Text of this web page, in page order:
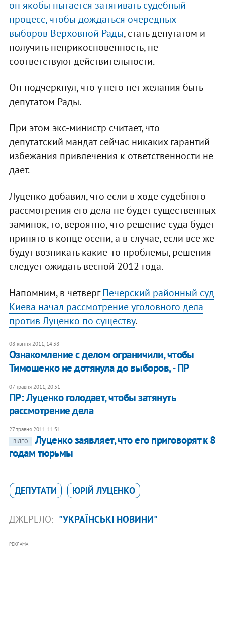
он якобы пытается затягивать судебный
процесс, чтобы дождаться очередных
выборов Верховной Рады, стать депутатом и
получить неприкосновенность, не
соответствуют действительности.
Он подчеркнул, что у него нет желания быть
депутатом Рады.
При этом экс-министр считает, что
депутатский мандат сейчас никаких гарантий
избежания привлечения к ответственности не
дает.
Луценко добавил, что если в ходе судебного
рассмотрения его дела не будет существенных
заминок, то, вероятно, что решение суда будет
принято в конце осени, а в случае, если все же
будут возникать какие-то проблемы, решения
следует ожидать весной 2012 года.
Напомним, в четвергПечерский районный суд
Киева начал рассмотрение уголовного дела
против Луценко по существу.
08 квітня 2011, 14:38
Ознакомление с делом ограничили, чтобы
Тимошенко не дотянула до выборов, - ПР
07 травня 2011, 20:51
ПР: Луценко голодает, чтобы затянуть
рассмотрение дела
27 травня 2011, 11:31
ВІДЕО
Луценко заявляет, что его приговорят к 8
годам тюрьмы
ДЕПУТАТИ ЮРІЙ ЛУЦЕНКО
ДЖЕРЕЛО: "УКРАЇНСЬКІ НОВИНИ"
РЕКЛАМА